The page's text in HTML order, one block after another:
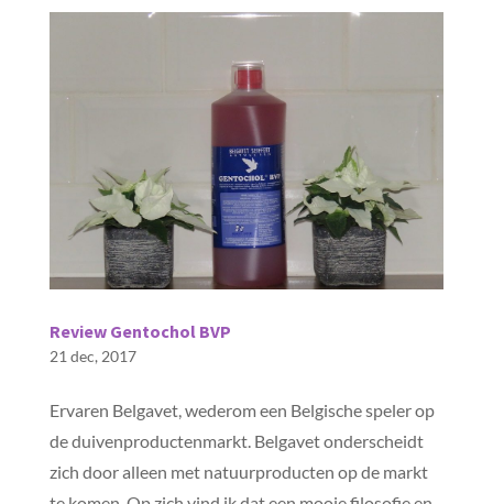
Review Gentochol BVP
21 dec, 2017
Ervaren Belgavet, wederom een Belgische speler op
de duivenproductenmarkt. Belgavet onderscheidt
zich door alleen met natuurproducten op de markt